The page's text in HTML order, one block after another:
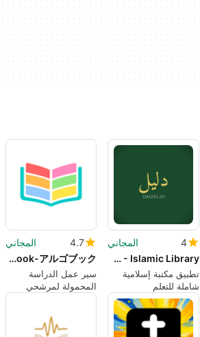
4
المجاني
Daleel.ID - Islamic Library
تطبيق مكتبة إسلامية
شاملة للتعلم
4.7
المجاني
ALGoBook-アルゴブック
سير عمل الدراسة
المحمولة لمرشحي
الشهادات المهنية